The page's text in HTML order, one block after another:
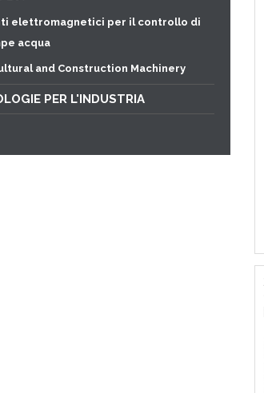
elettromagnetici per il controllo di
acqua
and Construction Machinery
PER L'INDUSTRIA